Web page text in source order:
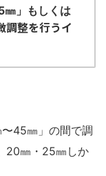
㎜」もしくは
調整を行うイ
45㎜」の間で調
20㎜・25㎜しか